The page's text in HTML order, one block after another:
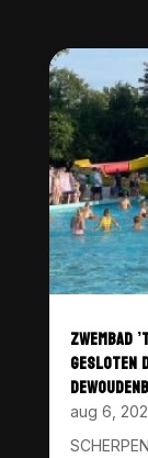
ZWEMBAD
GESLOTEN
aug 6,